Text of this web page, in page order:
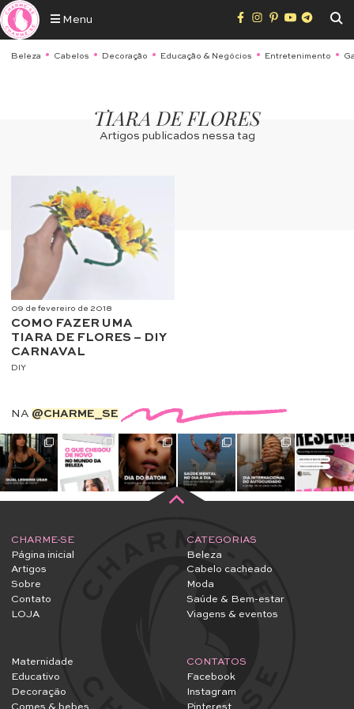
Menu
Beleza Cabelos Decoração Educação & Negócios Entretenimento
TIARA DE FLORES
Artigos publicados nessa tag
09 de fevereiro de 2018
COMO FAZER UMA
TIARA DE FLORES – DIY
CARNAVAL
DIY
NA @CHARME_SE
CHARME-SE
Página inicial
Artigos
Sobre
Contato
LOJA
CATEGORIAS
Beleza
Cabelo cacheado
Moda
Saúde & Bem-estar
Viagens & eventos
Maternidade
Educativo
Decoração
Comes & bebes
CONTATOS
Facebook
Instagram
Pinterest